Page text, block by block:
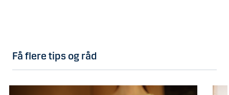
Få flere tips og råd